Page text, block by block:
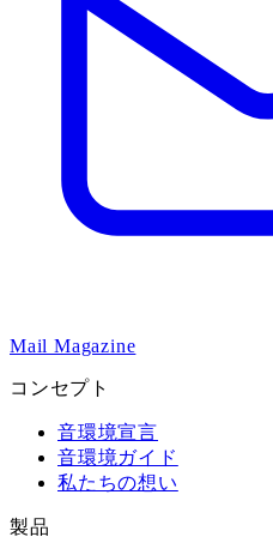
Mail Magazine
コンセプト
音環境宣言
音環境ガイド
私たちの想い
製品